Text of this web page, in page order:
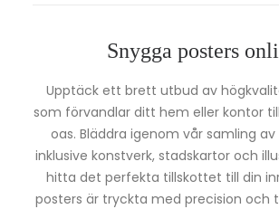
Snygga posters
Upptäck ett brett utbud av
som förvandlar ditt hem eller kontor
oas. Bläddra igenom vår samling
inklusive konstverk, stadskartor och
hitta det perfekta tillskottet till din
posters är tryckta med precision och